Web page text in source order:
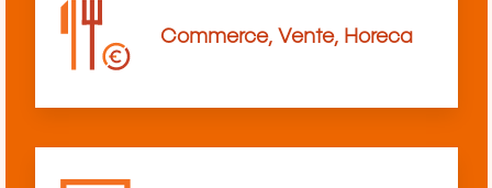
Commerce, Vente, Horeca